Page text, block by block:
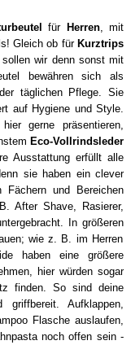
fürHerren, mit
Gleich ob fürKurztrips
wir denn sonst mit
bewähren sich als
täglichen Pflege. Sie
auf Hygiene und Style.
gerne präsentieren,
Eco-Vollrindsleder
Ausstattung erfüllt alle
sie haben ein clever
Fächern und Bereichen
After Shave, Rasierer,
In größeren
wie z. B. im Herren
haben eine größere
hier würden sogar
finden. So sind deine
Aufklappen,
Flasche auslaufen,
noch offen sein -